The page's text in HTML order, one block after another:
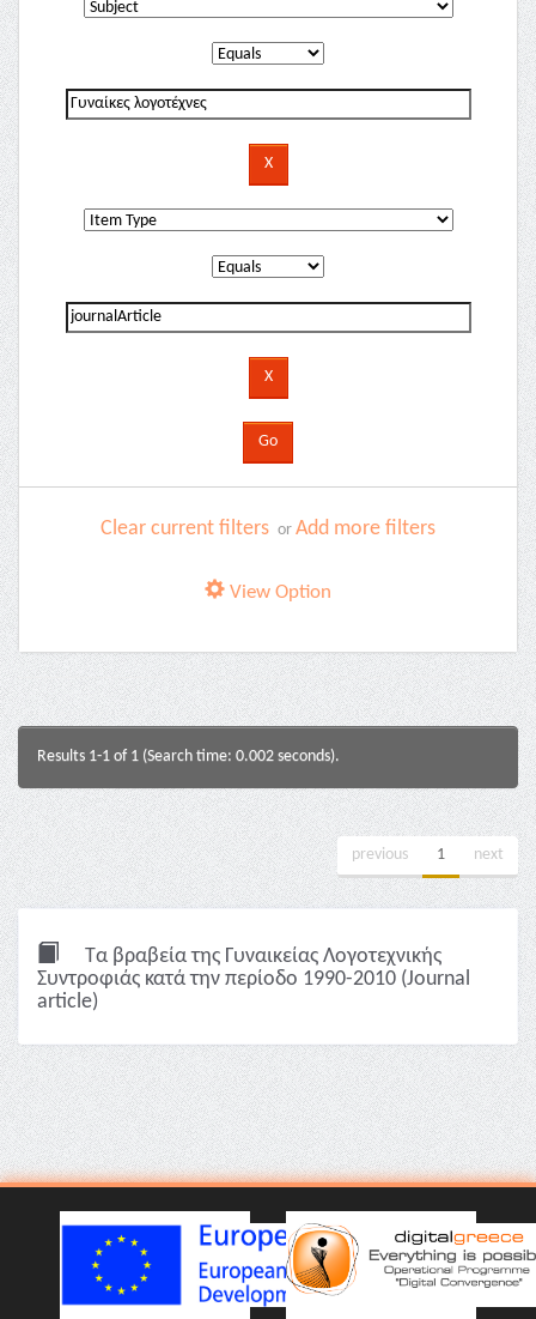
Clear current filters or Add more filters
View Option
Results 1-1 of 1 (Search time: 0.002 seconds).
previous 1 next
Τα βραβεία της Γυναικείας Λογοτεχνικής
Συντροφιάς κατά την περίοδο 1990-2010 (Journal
article)